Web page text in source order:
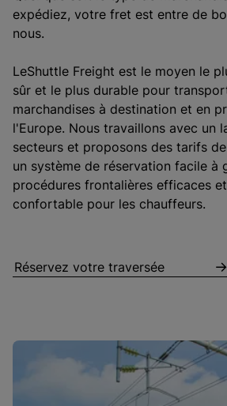
expédiez, votre fret est entre de
nous.
LeShuttle Freight est le moyen le
sûr et le plus durable pour
marchandises à destination et en
l'Europe. Nous travaillons avec un
secteurs et proposons des tarifs
un système de réservation facile à
procédures frontalières efficaces
confortable pour les chauffeurs.
Réservez votre traversée